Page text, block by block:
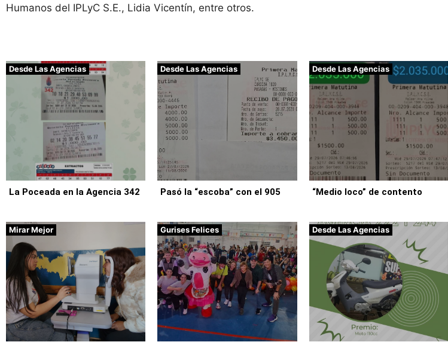
Humanos del IPLyC S.E., Lidia Vicentín, entre otros.
Desde Las Agencias
La Poceada en la Agencia 342
Desde Las Agencias
Pasó la “escoba” con el 905
Desde Las Agencias
“Medio loco” de contento
Mirar Mejor Gurises Felices Desde Las Agencias